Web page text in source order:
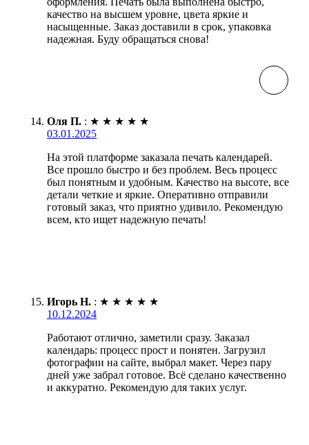
качество на высшем уровне, цвета яркие и
насыщенные. Заказ доставили в срок, упаковка
надежная. Буду обращаться снова!
Оля П. : ★ ★ ★ ★ ★
03.01.2025
На этой платформе заказала печать календарей.
Все прошло быстро и без проблем. Весь процесс
был понятным и удобным. Качество на высоте, все
детали четкие и яркие. Оперативно отправили
готовый заказ, что приятно удивило. Рекомендую
всем, кто ищет надежную печать!
Игорь Н. : ★ ★ ★ ★ ★
10.12.2024
Работают отлично, заметили сразу. Заказал
календарь: процесс прост и понятен. Загрузил
фотографии на сайте, выбрал макет. Через пару
дней уже забрал готовое. Всё сделано качественно
и аккуратно. Рекомендую для таких услуг.